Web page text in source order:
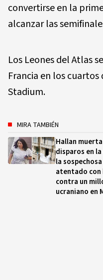
convertirse en la
alcanzar las
Los Leones del Atlas
Francia en los
Stadium.
MIRA TAMBIÉN
Hallan
disparos en la
la
atentado con
contra un
ucraniano en